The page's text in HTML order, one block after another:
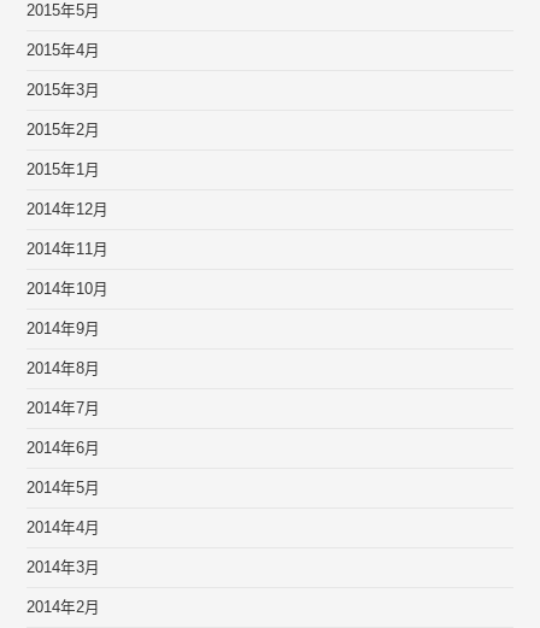
2015年5月
2015年4月
2015年3月
2015年2月
2015年1月
2014年12月
2014年11月
2014年10月
2014年9月
2014年8月
2014年7月
2014年6月
2014年5月
2014年4月
2014年3月
2014年2月